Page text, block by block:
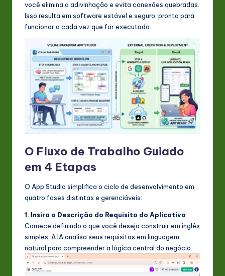
você elimina a adivinhação e evita conexões quebradas.
Isso resulta em software estável e seguro, pronto para
funcionar a cada vez que for executado.
O Fluxo de Trabalho Guiado
em 4 Etapas
O App Studio simplifica o ciclo de desenvolvimento em
quatro fases distintas e gerenciáveis:
1. Insira a Descrição do Requisito do Aplicativo
Comece definindo o que você deseja construir em inglês
simples. A IA analisa seus requisitos em linguagem
natural para compreender a lógica central do negócio.